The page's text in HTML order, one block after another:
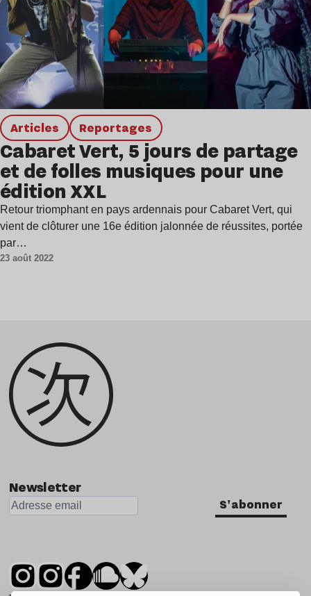
Articles Reportages
Cabaret Vert, 5 jours de partage
et de folles musiques pour une
édition XXL
Retour triomphant en pays ardennais pour Cabaret Vert, qui
vient de clôturer une 16e édition jalonnée de réussites, portée
par…
23 août 2022
Newsletter
S'abonner